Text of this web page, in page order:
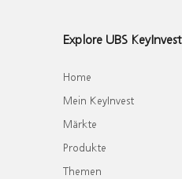
Explore UBS KeyInvest
Home
Mein KeyInvest
Märkte
Produkte
Themen